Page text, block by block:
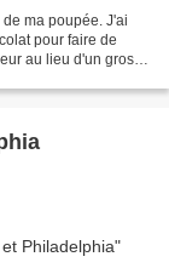
ma poupée. J'ai
pour faire de
au lieu d'un gros